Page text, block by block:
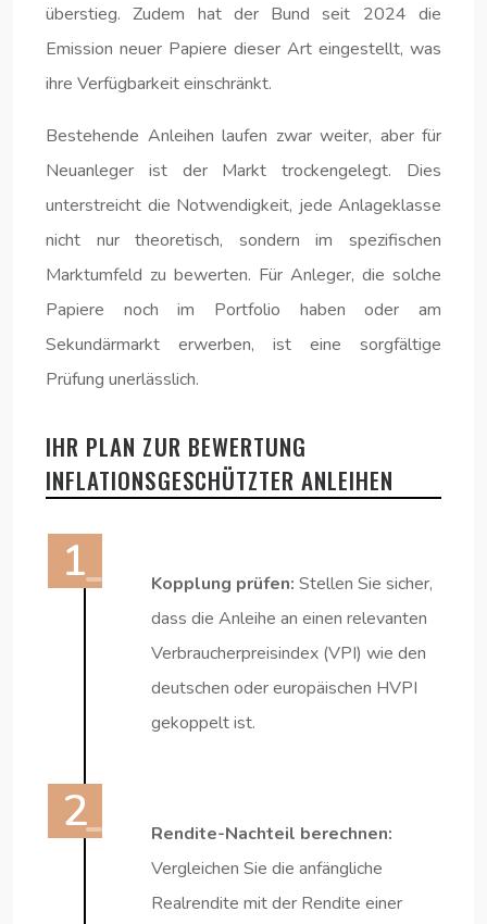
überstieg. Zudem hat der Bund seit 2024 die
Emission neuer Papiere dieser Art eingestellt, was
ihre Verfügbarkeit einschränkt.
Bestehende Anleihen laufen zwar weiter, aber für
Neuanleger ist der Markt trockengelegt. Dies
unterstreicht die Notwendigkeit, jede Anlageklasse
nicht nur theoretisch, sondern im spezifischen
Marktumfeld zu bewerten. Für Anleger, die solche
Papiere noch im Portfolio haben oder am
Sekundärmarkt erwerben, ist eine sorgfältige
Prüfung unerlässlich.
IHR PLAN ZUR BEWERTUNG
INFLATIONSGESCHÜTZTER ANLEIHEN
Kopplung prüfen: Stellen Sie sicher,
dass die Anleihe an einen relevanten
Verbraucherpreisindex (VPI) wie den
deutschen oder europäischen HVPI
gekoppelt ist.
Rendite-Nachteil berechnen:
Vergleichen Sie die anfängliche
Realrendite mit der Rendite einer